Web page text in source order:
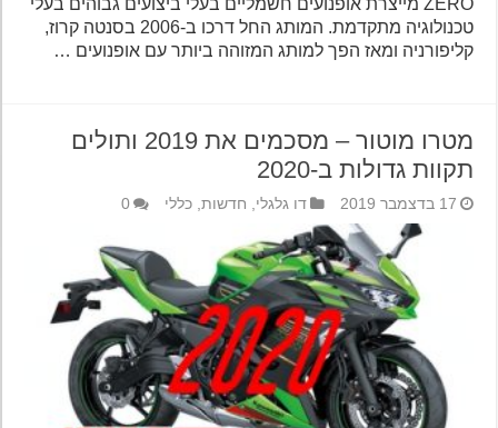
טכנולוגיה מתקדמת. המותג החל דרכו ב-2006 בסנטה קרוז,
קליפורניה ומאז הפך למותג המזוהה ביותר עם אופנועים …
מטרו מוטור – מסכמים את 2019 ותולים
תקוות גדולות ב-2020
17 בדצמבר 2019 דו גלגלי,חדשות,כללי 0